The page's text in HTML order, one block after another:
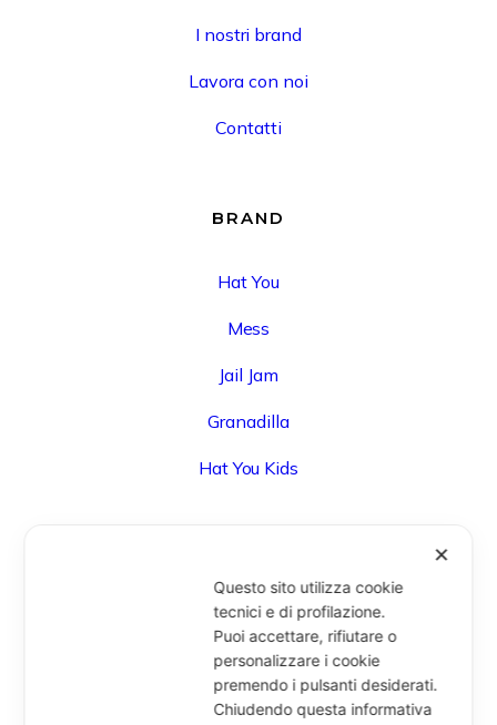
I nostri brand
Lavora con noi
Contatti
BRAND
Hat You
Mess
Jail Jam
Granadilla
Hat You Kids
Via Degli Speziali, 161 (Blocco 32 Centergross) -
40050 Funo di Argelato (BO) - Italy
info@miragesrl.com
+39 051 8651711
✕
Questo sito utilizza cookie
tecnici e di profilazione.
Puoi accettare, rifiutare o
personalizzare i cookie
premendo i pulsanti desiderati.
Chiudendo questa informativa